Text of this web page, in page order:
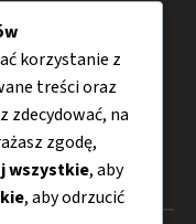
korzystanie z
treści oraz
zdecydować, na
zgodę,
wszystkie, aby
, aby odrzucić